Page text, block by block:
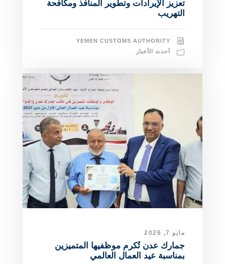
تعزيز الإيرادات وتطوير المنافذ ومكافحة
التهريب
YEMEN CUSTOMS AUTHORITY
أحدث الأخبار
مايو 7, 2026
جمارك عدن تُكرم موظفيها المتميزين
بمناسبة عيد العمال العالمي ​